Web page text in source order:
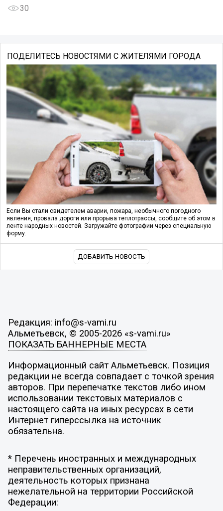
30
ПОДЕЛИТЕСЬ НОВОСТЯМИ С ЖИТЕЛЯМИ ГОРОДА
Если Вы стали свидетелем аварии, пожара, необычного погодного
явления, провала дороги или прорыва теплотрассы, сообщите об этом в
ленте народных новостей. Загружайте фотографии через специальную
форму.
ДОБАВИТЬ НОВОСТЬ
Редакция: info@s-vami.ru
Альметьевск, © 2005-2026 «s-vami.ru»
ПОКАЗАТЬ БАННЕРНЫЕ МЕСТА
Информационный сайт Альметьевск. Позиция
редакции не всегда совпадает с точкой зрения
авторов. При перепечатке текстов либо ином
использовании текстовых материалов с
настоящего сайта на иных ресурсах в сети
Интернет гиперссылка на источник
обязательна.
* Перечень иностранных и международных
неправительственных организаций,
деятельность которых признана
нежелательной на территории Российской
Федерации: